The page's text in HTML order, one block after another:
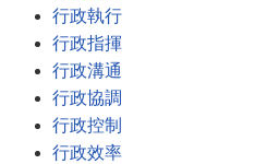
行政執行
行政指揮
行政溝通
行政協調
行政控制
行政效率